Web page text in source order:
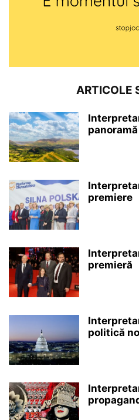
ARTICOLE
panoramă
premiere
premieră
politică